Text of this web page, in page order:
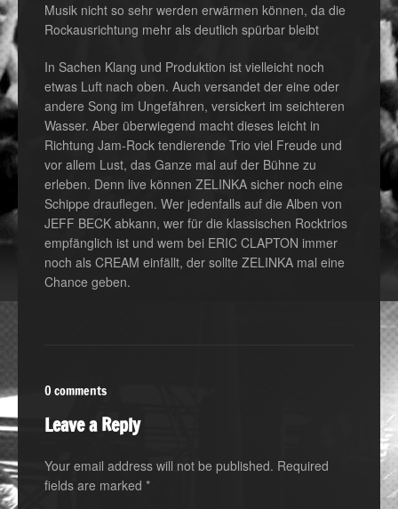
Musik nicht so sehr werden erwärmen können, da die
Rockausrichtung mehr als deutlich spürbar bleibt
In Sachen Klang und Produktion ist vielleicht noch
etwas Luft nach oben. Auch versandet der eine oder
andere Song im Ungefähren, versickert im seichteren
Wasser. Aber überwiegend macht dieses leicht in
Richtung Jam-Rock tendierende Trio viel Freude und
vor allem Lust, das Ganze mal auf der Bühne zu
erleben. Denn live können ZELINKA sicher noch eine
Schippe drauflegen. Wer jedenfalls auf die Alben von
JEFF BECK abkann, wer für die klassischen Rocktrios
empfänglich ist und wem bei ERIC CLAPTON immer
noch als CREAM einfällt, der sollte ZELINKA mal eine
Chance geben.
0 comments
Leave a Reply
Your email address will not be published. Required
fields are marked *